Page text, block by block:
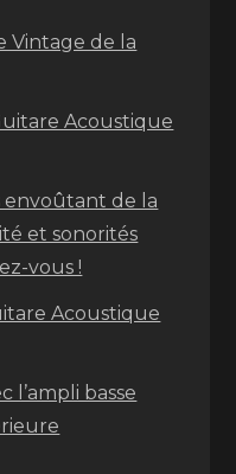
Vintage de la
Acoustique
envoûtant de la
et sonorités
vous !
Acoustique
l’ampli basse